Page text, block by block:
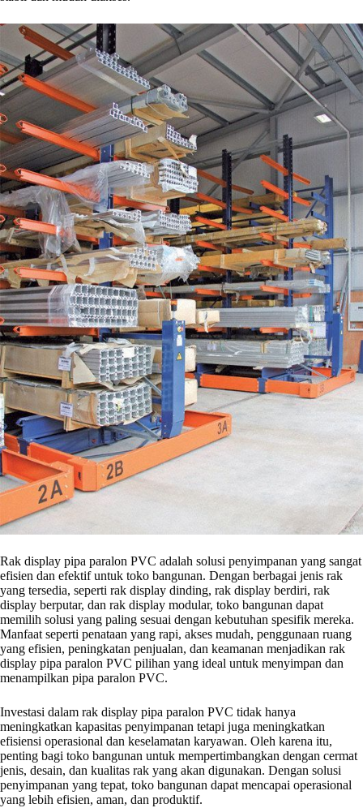
Rak display pipa paralon PVC adalah solusi penyimpanan yang sangat
efisien dan efektif untuk toko bangunan. Dengan berbagai jenis rak
yang tersedia, seperti rak display dinding, rak display berdiri, rak
display berputar, dan rak display modular, toko bangunan dapat
memilih solusi yang paling sesuai dengan kebutuhan spesifik mereka.
Manfaat seperti penataan yang rapi, akses mudah, penggunaan ruang
yang efisien, peningkatan penjualan, dan keamanan menjadikan rak
display pipa paralon PVC pilihan yang ideal untuk menyimpan dan
menampilkan pipa paralon PVC.
Investasi dalam rak display pipa paralon PVC tidak hanya
meningkatkan kapasitas penyimpanan tetapi juga meningkatkan
efisiensi operasional dan keselamatan karyawan. Oleh karena itu,
penting bagi toko bangunan untuk mempertimbangkan dengan cermat
jenis, desain, dan kualitas rak yang akan digunakan. Dengan solusi
penyimpanan yang tepat, toko bangunan dapat mencapai operasional
yang lebih efisien, aman, dan produktif.